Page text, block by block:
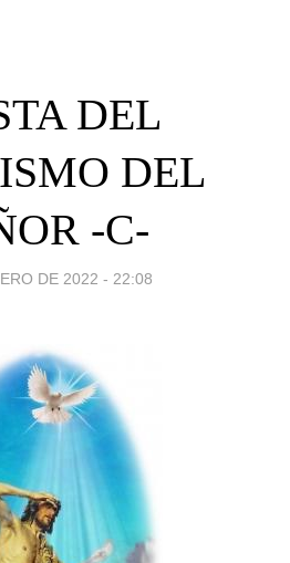
DEL
DEL
-C-
DE 2022 - 22:08